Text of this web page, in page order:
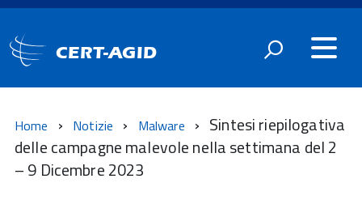
CERT-AGID
Home Notizie Malware
Sintesi riepilogativa
delle campagne malevole nella settimana del 2
– 9 Dicembre 2023